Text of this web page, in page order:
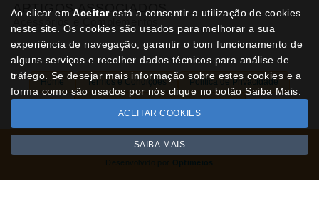
ARTIGOS ASSOCIADOS
Home Termos e Condições Política de Privacidade
Todos os valores incluem IVA à taxa em vigor
Desenvolvido por Optimeios
Ao clicar emAceitarestá a consentir a utilização de cookies
neste site. Os cookies são usados para melhorar a sua
experiência de navegação, garantir o bom funcionamento de
alguns serviços e recolher dados técnicos para análise de
tráfego. Se desejar mais informação sobre estes cookies e a
forma como são usados por nós clique no botão Saiba Mais.
ACEITAR COOKIES
SAIBA MAIS